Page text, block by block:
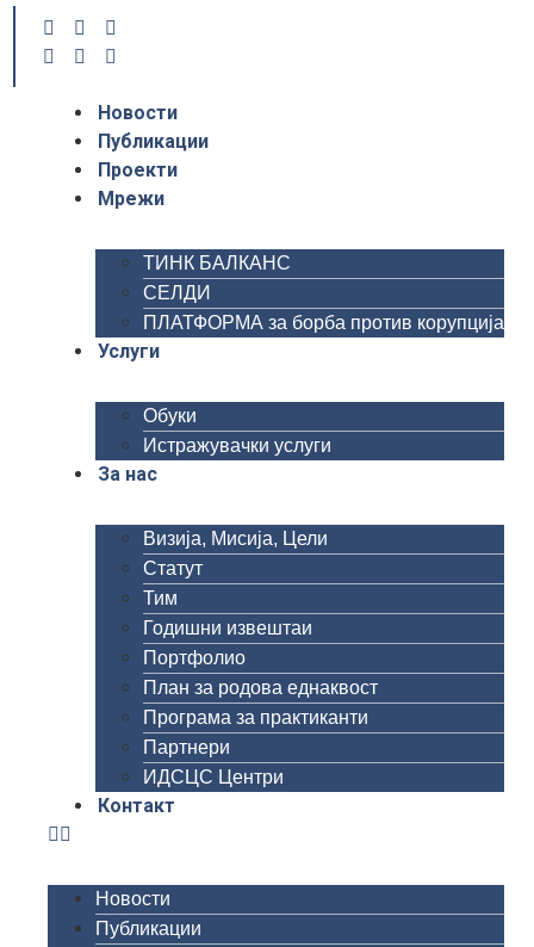
Новости
Публикации
Проекти
Мрежи
ТИНК БАЛКАНС
СЕЛДИ
ПЛАТФОРМА за борба против корупција
Услуги
Обуки
Истражувачки услуги
За нас
Визија, Мисија, Цели
Статут
Тим
Годишни извештаи
Портфолио
План за родова еднаквост
Програма за практиканти
Партнери
ИДСЦС Центри
Контакт
Новости
Публикации